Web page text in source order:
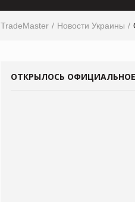
TradeMaster Новости Украины
ОТКРЫЛОСЬ ОФИЦИАЛЬНОЕ